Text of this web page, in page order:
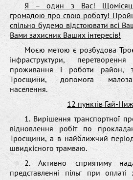
Я – один з Вас! Щомісяця
громадою про свою роботу!
спільно будемо відстоювати всі
Вами захисник Ваших інтересів!
Моєю метою є розбудова
інфраструктури,
проживання і роботи район,
Троєщини, допомога
населення.
12 пунктів Гай-
1. Вирішення транспортної
відновлення робіт по
Троєщини, а в найближчий
швидкісного трамваю.
2. Активно сприятиму
представленні пільг при оплаті